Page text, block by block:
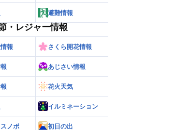
避難情報
・レジャー情報
報 さくら開花情報
あじさい情報
花火天気
イルミネーション
ノボ 初日の出